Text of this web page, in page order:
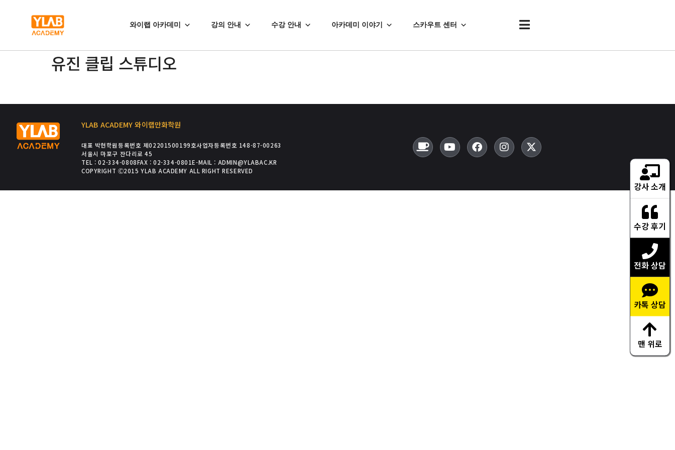
와이랩 아카데미 강의 안내 수강 안내 아카데미 이야기 스카우트 센터
유진 클립 스튜디오
YLAB ACADEMY 와이랩만화학원
대표 박현학원등록번호 제02201500199호사업자등록번호 148-87-00263
서울시 마포구 잔다리로 45
TEL : 02-334-0808FAX : 02-334-0801E-MAIL : ADMIN@YLABAC.KR
COPYRIGHT Ⓒ2015 YLAB ACADEMY ALL RIGHT RESERVED
강사 소개
수강 후기
전화 상담
카톡 상담
맨 위로